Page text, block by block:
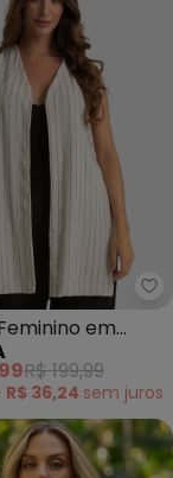
Feminino
em
Stripep
R$ 199,99
R$ 36,24 sem juros